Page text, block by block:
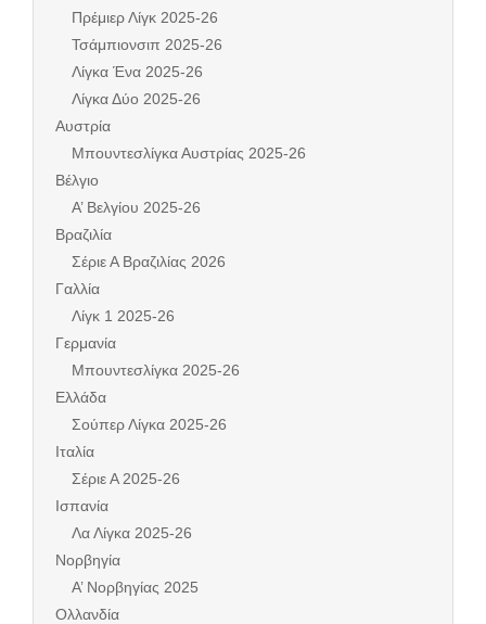
Πρέμιερ Λίγκ 2025-26
Τσάμπιονσιπ 2025-26
Λίγκα Ένα 2025-26
Λίγκα Δύο 2025-26
Αυστρία
Μπουντεσλίγκα Αυστρίας 2025-26
Βέλγιο
Α’ Βελγίου 2025-26
Βραζιλία
Σέριε Α Βραζιλίας 2026
Γαλλία
Λίγκ 1 2025-26
Γερμανία
Μπουντεσλίγκα 2025-26
Ελλάδα
Σούπερ Λίγκα 2025-26
Ιταλία
Σέριε Α 2025-26
Ισπανία
Λα Λίγκα 2025-26
Νορβηγία
Α’ Νορβηγίας 2025
Ολλανδία